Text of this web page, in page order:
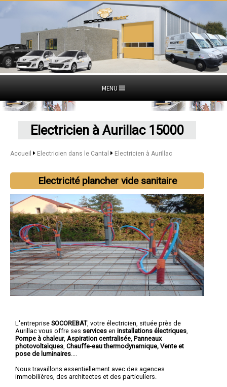
MENU
Electricien à Aurillac 15000
Accueil Electricien dans le Cantal Electricien à Aurillac
Electricité plancher vide sanitaire
L'entreprise SOCOREBAT, votre électricien , située près de
Aurillac vous offre ses services en installations électriques
Pompe à chaleur, Aspiration centralisée Panneaux
photovoltaïques Chauffe-eau thermodynamique, Vente et
pose de luminaires
Nous travaillons essentiellement avec des agences
immobilières, des architectes et des particuliers.